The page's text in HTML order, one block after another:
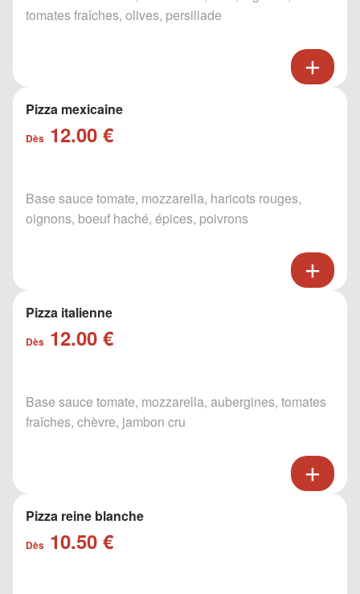
tomates fraîches, olives, persillade
Pizza mexicaine
Dès 12.00 €
Base sauce tomate, mozzarella, haricots rouges,
oignons, boeuf haché, épices, poivrons
Pizza italienne
Dès 12.00 €
Base sauce tomate, mozzarella, aubergines, tomates
fraîches, chèvre, jambon cru
Pizza reine blanche
Dès 10.50 €